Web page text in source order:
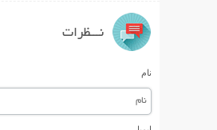
نـــظرات
نام